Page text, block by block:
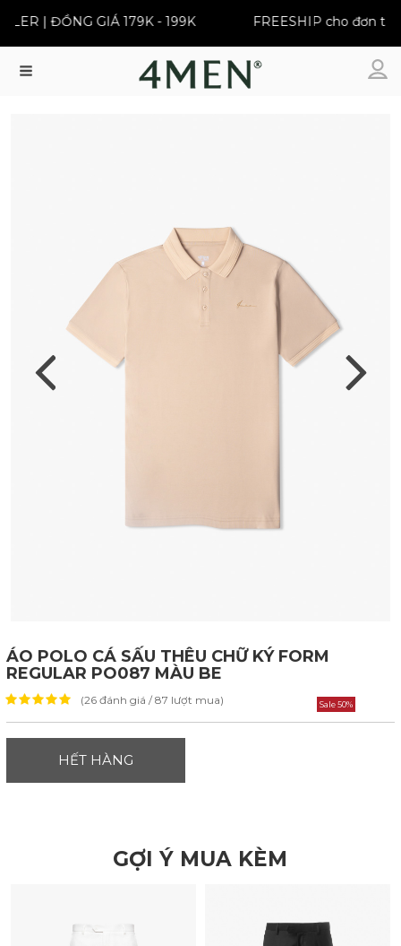
| ĐỒNG GIÁ 179K - 199K FREESHIP cho đơn từ
ÁO POLO CÁ SẤU THÊU CHỮ KÝ FORM
REGULAR PO087 MÀU BE
Sale 50%
(26 đánh giá / 87 lượt mua)
HẾT HÀNG
GỢI Ý MUA KÈM